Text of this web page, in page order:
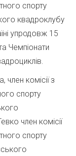
спорту
квадроклубу
упродовж 15
Чемпіонати
член комісії з
спорту
член комісії
спорту